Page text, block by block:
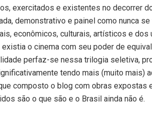
exercitados e existentes no decorrer
demonstrativo e painel como nunca
econômicos, culturais, artísticos e
o cinema com seu poder de
perfaz-se nessa trilogia seletiva,
tendo mais (muito mais)
composto o blog com obras expostas
são o que são e o Brasil ainda não é.